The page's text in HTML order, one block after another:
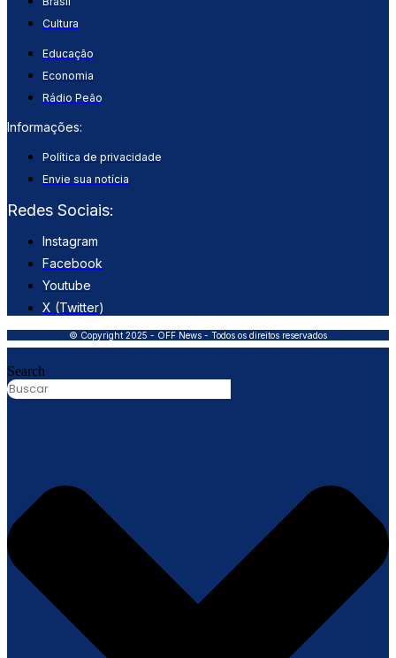
Cultura
Educação
Economia
Rádio Peão
Informações:
Política de privacidade
Envie sua notícia
Redes Sociais:
Instagram
Facebook
Youtube
X (Twitter)
© Copyright 2025 - OFF News - Todos os direitos reservados
Search